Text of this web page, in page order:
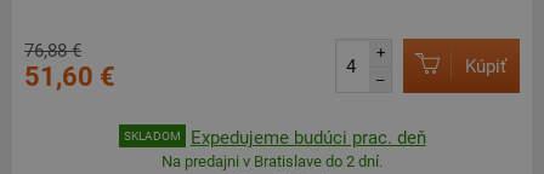
76,88 €
51,60 €
+
–
Kúpiť
SKLADOM Expedujeme budúci prac. deň
Na predajni v Bratislave do 2 dní.